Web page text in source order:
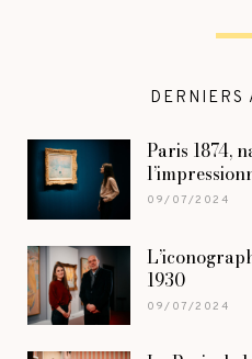
DERNIERS
Paris 1874,
09/07/2024
1930
09/07/2024